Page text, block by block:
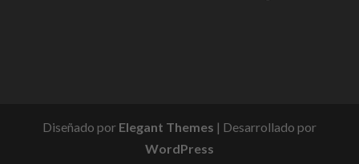
Diseñado por Elegant Themes | Desarrollado por
WordPress